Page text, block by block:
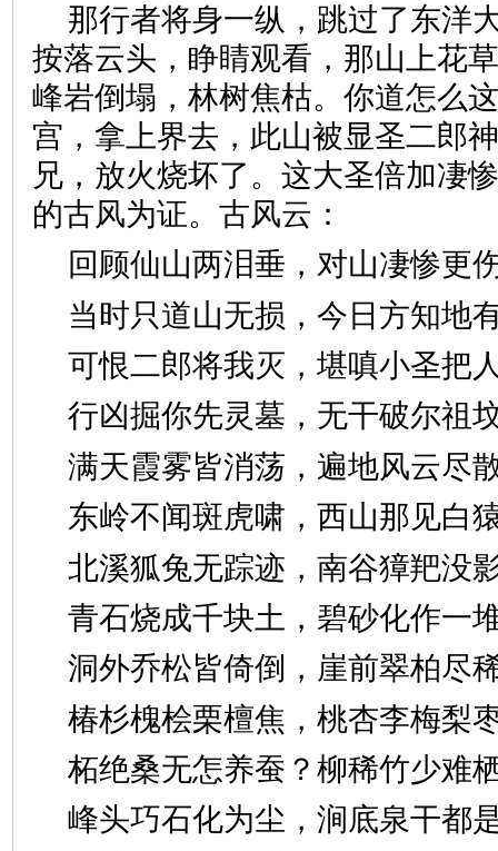
那行者将身一纵，跳过了东洋
按落云头，睁睛观看，那山上花
峰岩倒塌，林树焦枯。你道怎么
宫，拿上界去，此山被显圣二郎
兄，放火烧坏了。这大圣倍加凄
的古风为证。古风云：
回顾仙山两泪垂，对山凄
当时只道山无损，今日方
可恨二郎将我灭，堪嗔小
行凶掘你先灵墓，无干破
满天霞雾皆消荡，遍地风
东岭不闻斑虎啸，西山那
北溪狐兔无踪迹，南谷獐
青石烧成千块土，碧砂化
洞外乔松皆倚倒，崖前翠
椿杉槐桧栗檀焦，桃杏李
柘绝桑无怎养蚕？柳稀竹
峰头巧石化为尘，涧底泉